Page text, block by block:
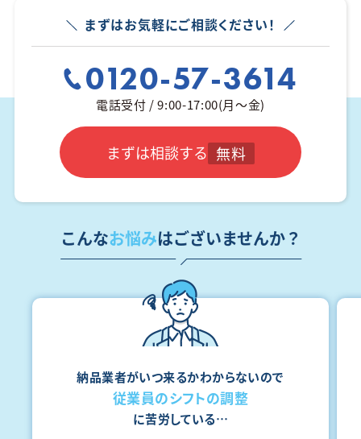
まずはお気軽にご相談ください！
0120-57-3614
電話受付 / 9:00-17:00(月～金)
まずは相談する 無料
こんなお悩みはございませんか？
納品業者がいつ来るかわからないので
従業員のシフトの調整
に苦労している…